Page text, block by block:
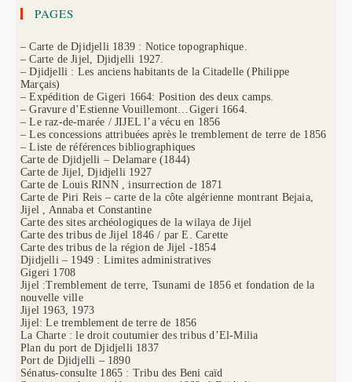
PAGES
– Carte de Djidjelli 1839 : Notice topographique.
– Carte de Jijel, Djidjelli 1927.
– Djidjelli : Les anciens habitants de la Citadelle (Philippe
Marçais)
– Expédition de Gigeri 1664: Position des deux camps.
– Gravure d’Estienne Vouillemont…Gigeri 1664.
– Le raz-de-marée / JIJEL l’a vécu en 1856
– Les concessions attribuées après le tremblement de terre de 1856
– Liste de références bibliographiques
Carte de Djidjelli – Delamare (1844)
Carte de Jijel, Djidjelli 1927
Carte de Louis RINN , insurrection de 1871
Carte de Piri Reis – carte de la côte algérienne montrant Bejaia,
Jijel , Annaba et Constantine
Carte des sites archéologiques de la wilaya de Jijel
Carte des tribus de Jijel 1846 / par E. Carette
Carte des tribus de la région de Jijel -1854
Djidjelli – 1949 : Limites administratives
Gigeri 1708
Jijel :Tremblement de terre, Tsunami de 1856 et fondation de la
nouvelle ville
Jijel 1963, 1973
Jijel: Le tremblement de terre de 1856
La Charte : le droit coutumier des tribus d’El-Milia
Plan du port de Djidjelli 1837
Port de Djidjelli – 1890
Sénatus-consulte 1865 : Tribu des Beni caïd